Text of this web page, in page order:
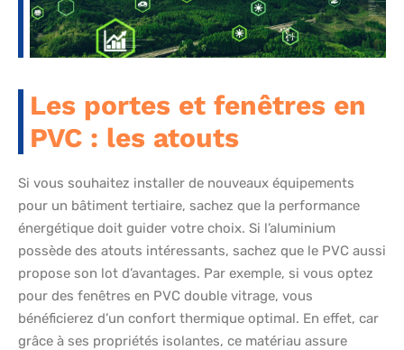
Les portes et fenêtres en
PVC : les atouts
Si vous souhaitez installer de nouveaux équipements
pour un bâtiment tertiaire, sachez que la performance
énergétique doit guider votre choix. Si l’aluminium
possède des atouts intéressants, sachez que le PVC aussi
propose son lot d’avantages. Par exemple, si vous optez
pour des fenêtres en PVC double vitrage, vous
bénéficierez d’un confort thermique optimal. En effet, car
grâce à ses propriétés isolantes, ce matériau assure